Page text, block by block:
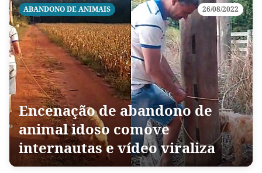
ABANDONO DE ANIMAIS 26/08/2022
Encenação de abandono de
animal idoso comove
internautas e vídeo viraliza